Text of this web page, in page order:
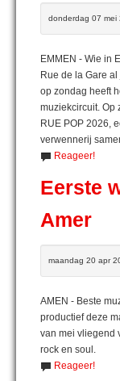
donderdag 07 mei
EMMEN - Wie in
Rue de la Gare
op zondag heeft
muziekcircuit. Op
RUE POP 2026,
verwennerij
Reageer!
Eerste
Amer
maandag 20 apr
AMEN - Beste
productief deze
van mei vliegend
rock en soul.
Reageer!